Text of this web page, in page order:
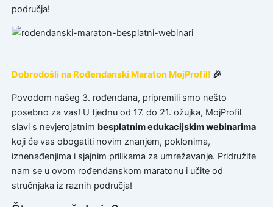
područja!
Dobrodošli na Rođendanski Maraton MojProfil! 🎉
Povodom našeg 3. rođendana, pripremili smo nešto
posebno za vas! U tjednu od 17. do 21. ožujka, MojProfil
slavi s nevjerojatnim besplatnim edukacijskim webinarima
koji će vas obogatiti novim znanjem, poklonima,
iznenađenjima i sjajnim prilikama za umrežavanje. Pridružite
nam se u ovom rođendanskom maratonu i učite od
stručnjaka iz raznih područja!